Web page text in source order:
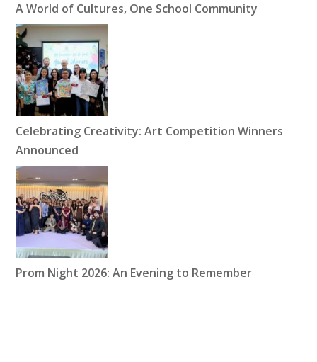
A World of Cultures, One School Community
Celebrating Creativity: Art Competition Winners
Announced
Prom Night 2026: An Evening to Remember